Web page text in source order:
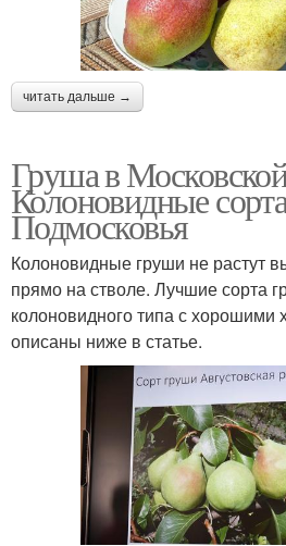
читать дальше →
Груша в
Колоновидные
Подмосковья
Колоновидные груши не растут
прямо на стволе. Лучшие сорта
колоновидного типа с хорошими
описаны ниже в статье.